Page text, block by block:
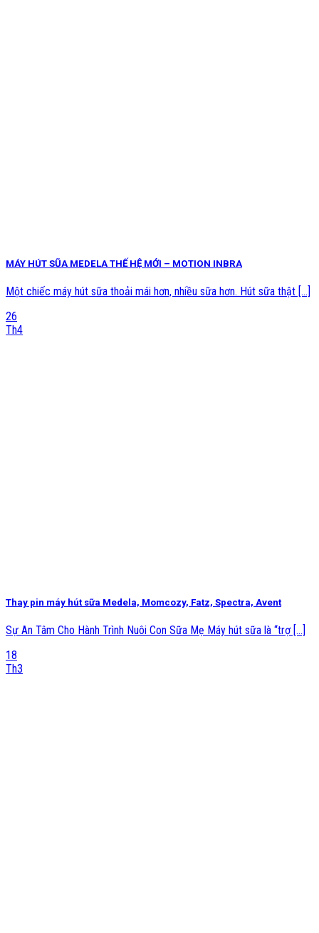
MÁY HÚT SŨA MEDELA THẾ HỆ MỚI – MOTION INBRA
Một chiếc máy hút sữa thoải mái hơn, nhiều sữa hơn. Hút sữa thật [...]
26
Th4
Thay pin máy hút sữa Medela, Momcozy, Fatz, Spectra, Avent
Sự An Tâm Cho Hành Trình Nuôi Con Sữa Mẹ Máy hút sữa là “trợ [...]
18
Th3